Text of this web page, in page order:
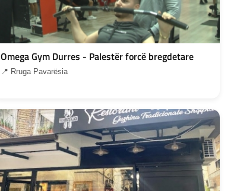
Omega Gym Durres - Palestër forcë bregdetare
📍 Rruga Pavarësia